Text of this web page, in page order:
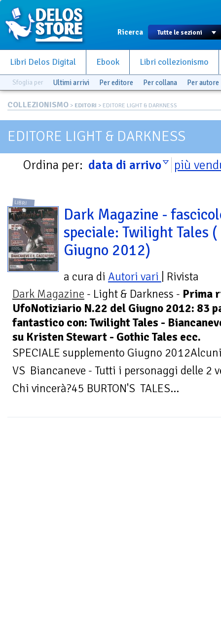
Ricerca
Libri Delos Digital Ebook Libri collezionismo
Sfoglia per Ultimi arrivi Per editore Per collana Per autore
COLLEZIONISMO > EDITORI > EDITORE LIGHT & DARKNESS
EDITORE LIGHT & DARKNESS
Ordina per: data di arrivo più
LIBRI
Dark Magazine -
speciale: Twilight Tales (
Giugno 2012)
a cura di Autori vari
| Rivista
Dark Magazine - Light & Darkness - Prima
UfoNotiziario N.22 del Giugno 2012: 83
fantastico con: Twilight Tales -
su Kristen Stewart - Gothic Tales ecc.
SPECIALE supplemento Giugno
VS Biancaneve - Tutti i personaggi delle 2
Chi vincerà?45 BURTON'S TALES...